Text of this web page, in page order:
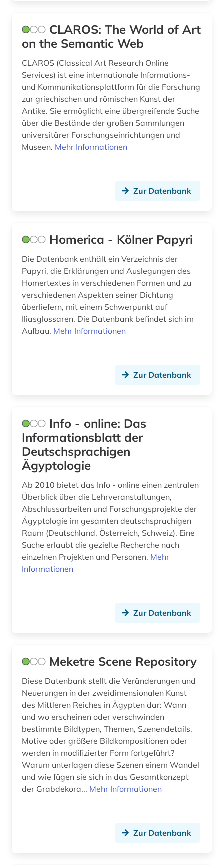
CLAROS: The World of Art
on the Semantic Web
CLAROS (Classical Art Research Online
Services) ist eine internationale Informations-
und Kommunikationsplattform für die Forschung
zur griechischen und römischen Kunst der
Antike. Sie ermöglicht eine übergreifende Suche
über die Bestände der großen Sammlungen
universitärer Forschungseinrichtungen und
Museen. Mehr Informationen
Zur Datenbank
Homerica - Kölner Papyri
Die Datenbank enthält ein Verzeichnis der
Papyri, die Erklärungen und Auslegungen des
Homertextes in verschiedenen Formen und zu
verschiedenen Aspekten seiner Dichtung
überliefern, mit einem Schwerpunkt auf
Iliasglossaren. Die Datenbank befindet sich im
Aufbau. Mehr Informationen
Zur Datenbank
Info - online: Das
Informationsblatt der
Deutschsprachigen
Ägyptologie
Ab 2010 bietet das Info - online einen zentralen
Überblick über die Lehrveranstaltungen,
Abschlussarbeiten und Forschungsprojekte der
Ägyptologie im gesamten deutschsprachigen
Raum (Deutschland, Österreich, Schweiz). Eine
Suche erlaubt die gezielte Recherche nach
einzelnen Projekten und Personen. Mehr
Informationen
Zur Datenbank
Meketre Scene Repository
Diese Datenbank stellt die Veränderungen und
Neuerungen in der zweidimensionalen Kunst
des Mittleren Reiches in Ägypten dar: Wann
und wo erscheinen oder verschwinden
bestimmte Bildtypen, Themen, Szenendetails,
Motive oder größere Bildkompositionen oder
werden in modifizierter Form fortgeführt?
Warum unterlagen diese Szenen einem Wandel
und wie fügen sie sich in das Gesamtkonzept
der Grabdekora... Mehr Informationen
Zur Datenbank